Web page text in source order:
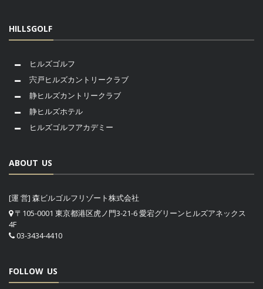
HILLSGOLF
ヒルズゴルフ
宍戸ヒルズカントリークラブ
静ヒルズカントリークラブ
静ヒルズホテル
ヒルズゴルフアカデミー
ABOUT US
[運 営] 森ビルゴルフリゾート株式会社
〒105-0001 東京都港区虎ノ門3-21-6 愛宕グリーンヒルズアネックス
4F
03-3434-4410
FOLLOW US